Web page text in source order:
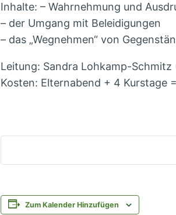
Inhalte: – Wahrnehmung und
– der Umgang mit Beleidigungen
– das „Wegnehmen“ von
Leitung: Sandra Lohkamp-
Kosten: Elternabend + 4 Kurstage
Zum Kalender Hinzufügen